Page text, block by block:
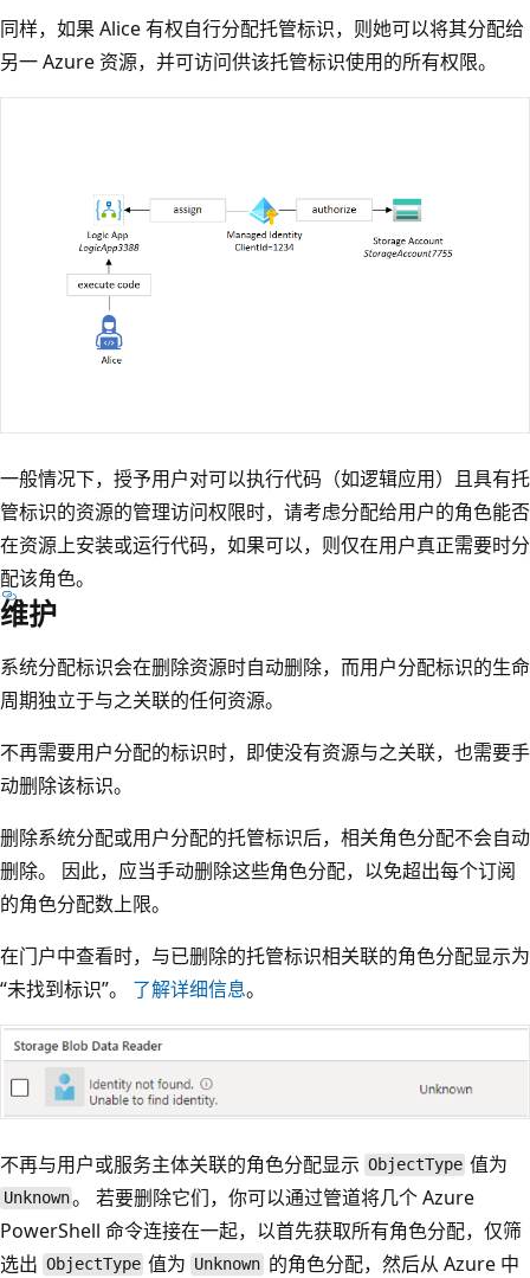
同样，如果 Alice 有权自行分配托管标识，则她可以将其分配给
另一 Azure 资源，并可访问供该托管标识使用的所有权限。
一般情况下，授予用户对可以执行代码（如逻辑应用）且具有托
管标识的资源的管理访问权限时，请考虑分配给用户的角色能否
在资源上安装或运行代码，如果可以，则仅在用户真正需要时分
配该角色。
维护
系统分配标识会在删除资源时自动删除，而用户分配标识的生命
周期独立于与之关联的任何资源。
不再需要用户分配的标识时，即使没有资源与之关联，也需要手
动删除该标识。
删除系统分配或用户分配的托管标识后，相关角色分配不会自动
删除。 因此，应当手动删除这些角色分配，以免超出每个订阅
的角色分配数上限。
在门户中查看时，与已删除的托管标识相关联的角色分配显示为
“未找到标识”。 了解详细信息。
不再与用户或服务主体关联的角色分配显示 ObjectType 值为
Unknown。 若要删除它们，你可以通过管道将几个 Azure
PowerShell 命令连接在一起，以首先获取所有角色分配，仅筛
选出 ObjectType 值为 Unknown 的角色分配，然后从 Azure 中